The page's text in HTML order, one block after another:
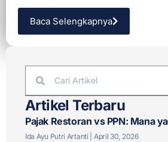
Baca Selengkapnya
Artikel Terbaru
Pajak Restoran vs PPN: Mana
untuk Bisnis F&B Anda?
Ida Ayu Putri Artanti
April 30, 2026